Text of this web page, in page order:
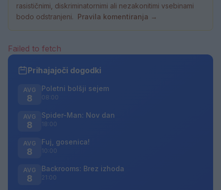
rasističnimi, diskriminatornimi ali nezakonitimi vsebinami
bodo odstranjeni. Pravila komentiranja →
Failed to fetch
Prihajajoči dogodki
AVG
8
Poletni bolšji sejem
08:00
AVG
8
Spider-Man: Nov dan
18:00
AVG
8
Fuj, gosenica!
10:00
AVG
8
Backrooms: Brez izhoda
21:00